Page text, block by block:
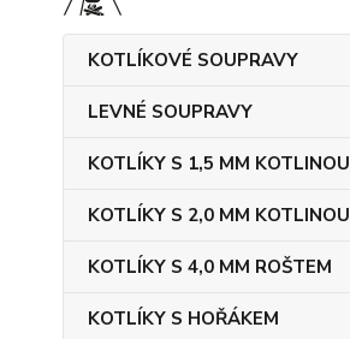
KOTLÍKOVÉ SOUPRAVY
LEVNÉ SOUPRAVY
KOTLÍKY S 1,5 MM KOTLINOU
KOTLÍKY S 2,0 MM KOTLINOU
KOTLÍKY S 4,0 MM ROŠTEM
KOTLÍKY S HOŘÁKEM